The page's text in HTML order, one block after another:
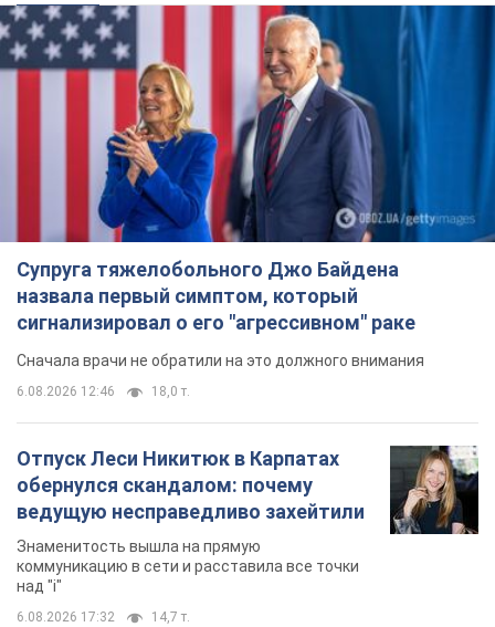
Супруга тяжелобольного Джо Байдена
назвала первый симптом, который
сигнализировал о его "агрессивном" раке
Сначала врачи не обратили на это должного внимания
6.08.2026 12:46 18,0 т.
Отпуск Леси Никитюк в Карпатах
обернулся скандалом: почему
ведущую несправедливо захейтили
Знаменитость вышла на прямую
коммуникацию в сети и расставила все точки
над "i"
6.08.2026 17:32 14,7 т.